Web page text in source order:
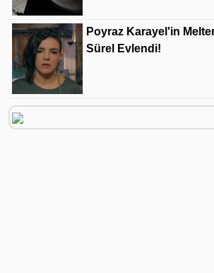
Poyraz Karayel'in
Sürel Evlendi!